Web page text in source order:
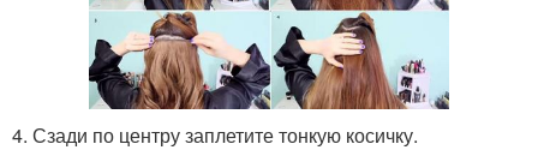
4. Сзади по центру заплетите тонкую косичку.